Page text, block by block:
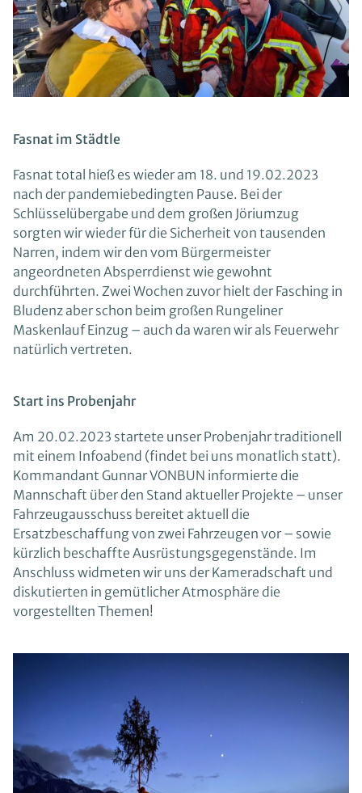
Fasnat im Städtle
Fasnat total hieß es wieder am 18. und 19.02.2023
nach der pandemiebedingten Pause. Bei der
Schlüsselübergabe und dem großen Jöriumzug
sorgten wir wieder für die Sicherheit von tausenden
Narren, indem wir den vom Bürgermeister
angeordneten Absperrdienst wie gewohnt
durchführten. Zwei Wochen zuvor hielt der Fasching in
Bludenz aber schon beim großen Rungeliner
Maskenlauf Einzug – auch da waren wir als Feuerwehr
natürlich vertreten.
Start ins Probenjahr
Am 20.02.2023 startete unser Probenjahr traditionell
mit einem Infoabend (findet bei uns monatlich statt).
Kommandant Gunnar VONBUN informierte die
Mannschaft über den Stand aktueller Projekte – unser
Fahrzeugausschuss bereitet aktuell die
Ersatzbeschaffung von zwei Fahrzeugen vor – sowie
kürzlich beschaffte Ausrüstungsgegenstände. Im
Anschluss widmeten wir uns der Kameradschaft und
diskutierten in gemütlicher Atmosphäre die
vorgestellten Themen!